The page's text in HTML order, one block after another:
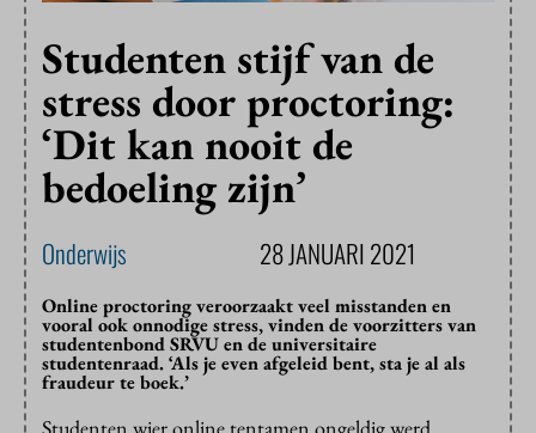
Studenten stijf van de
stress door proctoring:
‘Dit kan nooit de
bedoeling zijn’
Onderwijs 28 JANUARI 2021
Online proctoring veroorzaakt veel misstanden en
vooral ook onnodige stress, vinden de voorzitters van
studentenbond SRVU en de universitaire
studentenraad. ‘Als je even afgeleid bent, sta je al als
fraudeur te boek.’
Studenten wier online tentamen ongeldig werd